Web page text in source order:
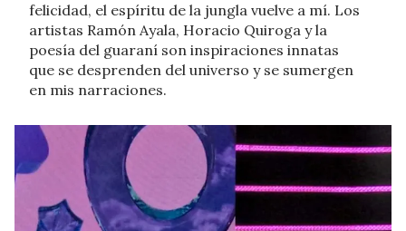
felicidad, el espíritu de la jungla vuelve a mí. Los
artistas Ramón Ayala, Horacio Quiroga y la
poesía del guaraní son inspiraciones innatas
que se desprenden del universo y se sumergen
en mis narraciones.